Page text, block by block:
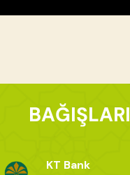
KT Bank